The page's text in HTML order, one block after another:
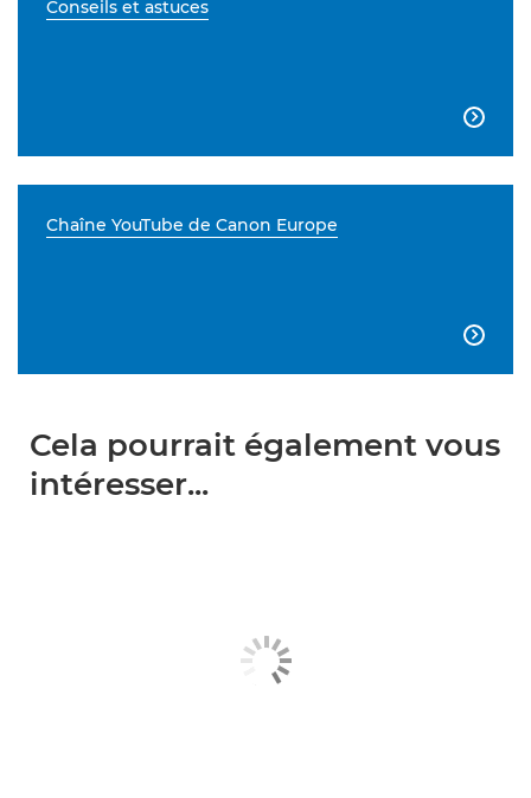
Conseils et astuces

Chaîne YouTube de Canon Europe

Cela pourrait également vous
intéresser...